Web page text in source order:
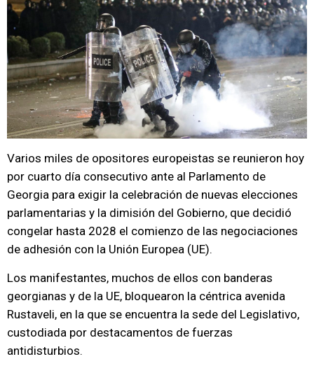
Varios miles de opositores europeistas se reunieron hoy
por cuarto día consecutivo ante al Parlamento de
Georgia para exigir la celebración de nuevas elecciones
parlamentarias y la dimisión del Gobierno, que decidió
congelar hasta 2028 el comienzo de las negociaciones
de adhesión con la Unión Europea (UE).
Los manifestantes, muchos de ellos con banderas
georgianas y de la UE, bloquearon la céntrica avenida
Rustaveli, en la que se encuentra la sede del Legislativo,
custodiada por destacamentos de fuerzas
antidisturbios.